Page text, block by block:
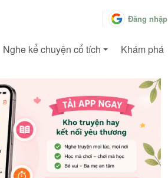
Đăng nhập
Nghe kể chuyện cổ tích Khám phá